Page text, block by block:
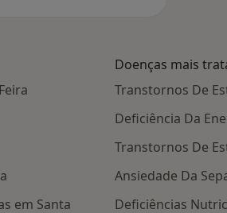
em Santa
Doenças mais
Transtornos De
Deficiência Da
Transtornos De
Ansiedade Da
Deficiências